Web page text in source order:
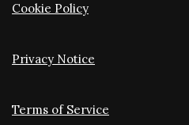
Cookie Policy
Privacy Notice
Terms of Service